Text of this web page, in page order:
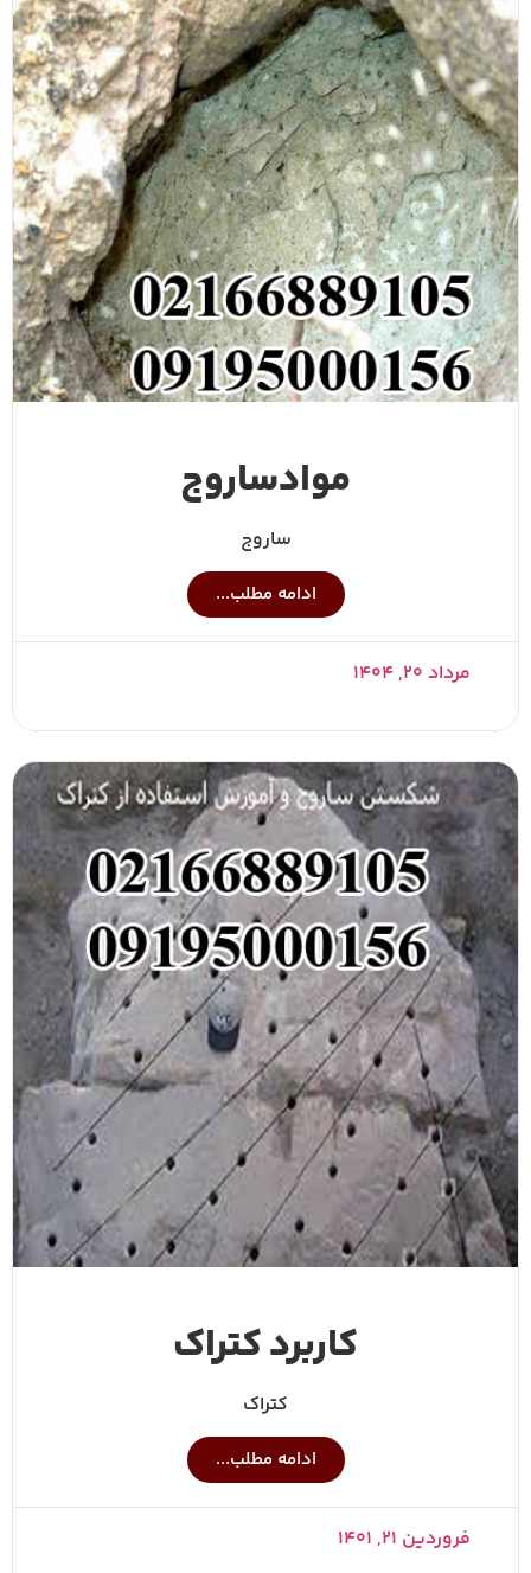
موادساروج
ساروج
ادامه مطلب...
مرداد ۲۰, ۱۴۰۴
کاربرد کتراک
کتراک
ادامه مطلب...
فروردین ۲۱, ۱۴۰۱